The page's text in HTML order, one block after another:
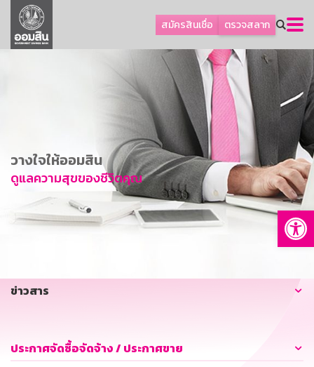
สมัครสินเชื่อ ตรวจสลาก
ลูกค้าธุรกิจ
ลูกค้าผู้ประกอบรายย่อย
การพัฒนาที่ยั่งยืน
ข่าวสาร
บริการทางการเงิน
อื่นๆ
วางใจให้ออมสิน
ดูแลความสุขของชีวิตคุณ
ข่าวสาร
ประกาศจัดซื้อจัดจ้าง / ประกาศขาย